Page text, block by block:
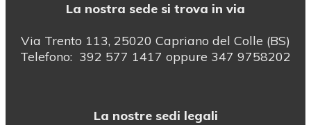
La nostra sede si trova in via
Via Trento 113, 25020 Capriano del Colle (BS)
Telefono: 392 577 1417 oppure 347 9758202
La nostre sedi legali